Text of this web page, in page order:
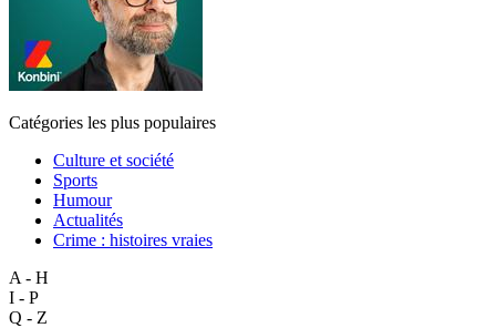
Catégories les plus populaires
Culture et société
Sports
Humour
Actualités
Crime : histoires vraies
A - H
I - P
Q - Z